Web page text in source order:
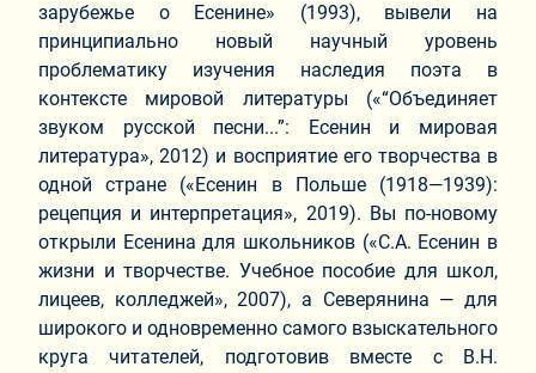
зарубежье о Есенине» (1993), вывели на
принципиально новый научный уровень
проблематику изучения наследия поэта в
контексте мировой литературы («“Объединяет
звуком русской песни...”: Есенин и мировая
литература», 2012) и восприятие его творчества в
одной стране («Есенин в Польше (1918—1939):
рецепция и интерпретация», 2019). Вы по-новому
открыли Есенина для школьников («С.А. Есенин в
жизни и творчестве. Учебное пособие для школ,
лицеев, колледжей», 2007), а Северянина — для
широкого и одновременно самого взыскательного
круга читателей, подготовив вместе с В.Н.